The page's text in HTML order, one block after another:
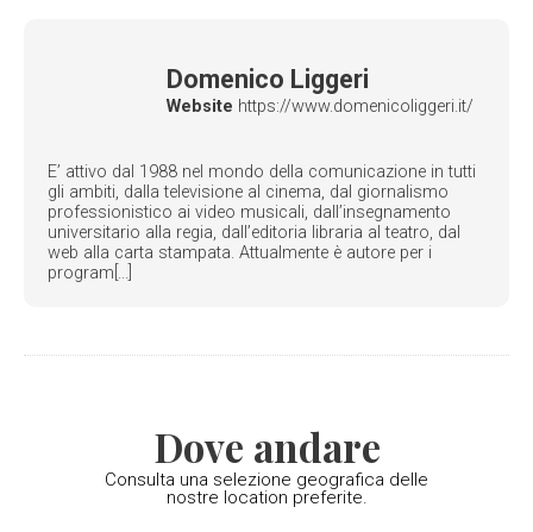
Domenico Liggeri
Website https://www.domenicoliggeri.it/
E’ attivo dal 1988 nel mondo della comunicazione in tutti
gli ambiti, dalla televisione al cinema, dal giornalismo
professionistico ai video musicali, dall’insegnamento
universitario alla regia, dall’editoria libraria al teatro, dal
web alla carta stampata. Attualmente è autore per i
program[...]
Dove andare
Consulta una selezione geografica delle
nostre location preferite.